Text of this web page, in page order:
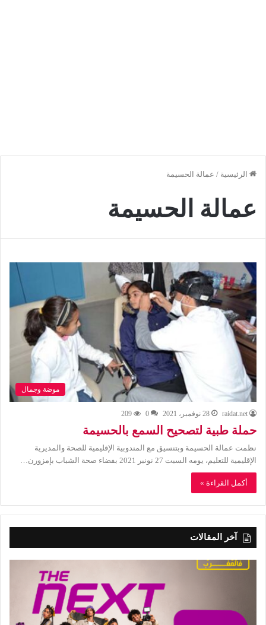
الرئيسية / عمالة الحسيمة
عمالة الحسيمة
موضة وجمال
raidat.net 28 نوفمبر، 2021 0
209
حملة طبية لتصحيح السمع بالحسيمة
نظمت عمالة الحسيمة وبتنسيق مع المندوبية الإقليمية للصحة والمديرية
الإقليمية للتعليم، يومه السبت 27 نونبر 2021 بفضاء صحة الشباب بإمزورن…
أكمل القراءة »
آخر المقالات